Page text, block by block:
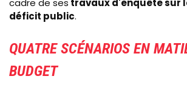
cadre de ses travaux d'enquête sur
déficit public.
QUATRE SCÉNARIOS EN
BUDGET